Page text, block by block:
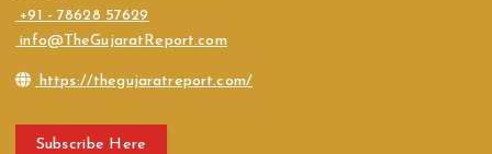
+91 - 78628 57629
info@TheGujaratReport.com
https://thegujaratreport.com/
Subscribe Here